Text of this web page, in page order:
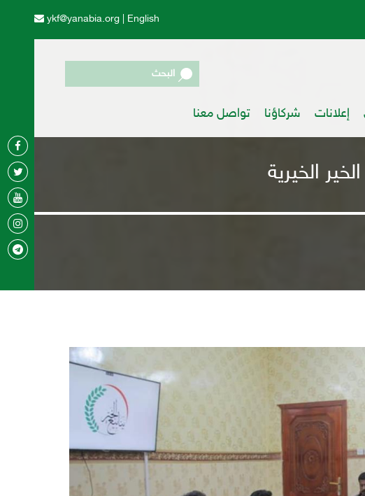
English
ykf@yanabia.org
البحث
إعلانات شركاؤنا تواصل معنا
الخيرية